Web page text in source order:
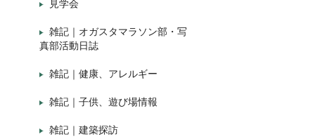
見学会
雑記｜オガスタマラソン部・写
真部活動日誌
雑記｜健康、アレルギー
雑記｜子供、遊び場情報
雑記｜建築探訪